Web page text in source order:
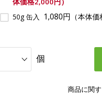
50g 缶入 1,080円 （本体
個
商品に関